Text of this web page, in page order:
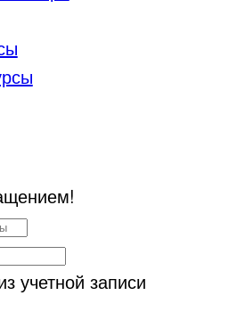
учетной записи